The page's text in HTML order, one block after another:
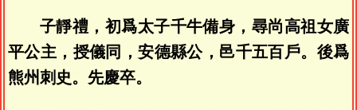
子靜禮，初爲太子千牛備身，尋尚高祖女廣
平公主，授儀同，安德縣公，邑千五百戶。後爲
熊州刺史。先慶卒。